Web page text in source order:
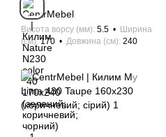
Висота ворсу (мм) 5.5
Ширина
(см) 170 Довжина (см) 240